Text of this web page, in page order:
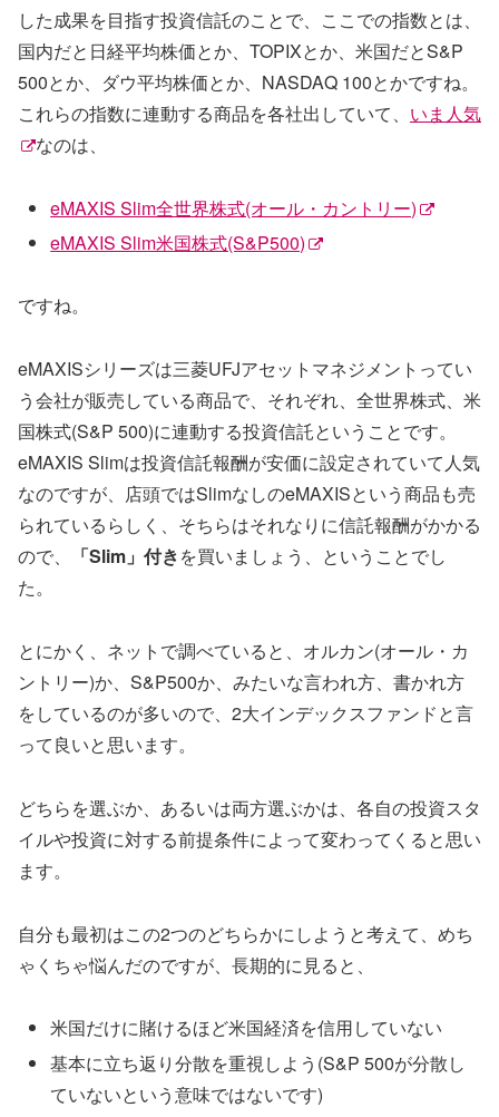
した成果を目指す投資信託のことで、ここでの指数とは、
国内だと日経平均株価とか、TOPIXとか、米国だとS&P
500とか、ダウ平均株価とか、NASDAQ 100とかですね。
これらの指数に連動する商品を各社出していて、 いま人気
なのは、
eMAXIS Slim全世界株式(オール・カントリー)
eMAXIS Slim米国株式(S&P500)
ですね。
eMAXISシリーズは三菱UFJアセットマネジメントってい
う会社が販売している商品で、それぞれ、全世界株式、米
国株式(S&P 500)に連動する投資信託ということです。
eMAXIS Slimは投資信託報酬が安価に設定されていて人気
なのですが、店頭ではSlimなしのeMAXISという商品も売
られているらしく、そちらはそれなりに信託報酬がかかる
ので、
「Slim」付きを買いましょう、ということでし
た。
とにかく、ネットで調べていると、オルカン(オール・カ
ントリー)か、S&P500か、みたいな言われ方、書かれ方
をしているのが多いので、2大インデックスファンドと言
って良いと思います。
どちらを選ぶか、あるいは両方選ぶかは、各自の投資スタ
イルや投資に対する前提条件によって変わってくると思い
ます。
自分も最初はこの2つのどちらかにしようと考えて、めち
ゃくちゃ悩んだのですが、長期的に見ると、
米国だけに賭けるほど米国経済を信用していない
基本に立ち返り分散を重視しよう(S&P 500が分散し
ていないという意味ではないです)